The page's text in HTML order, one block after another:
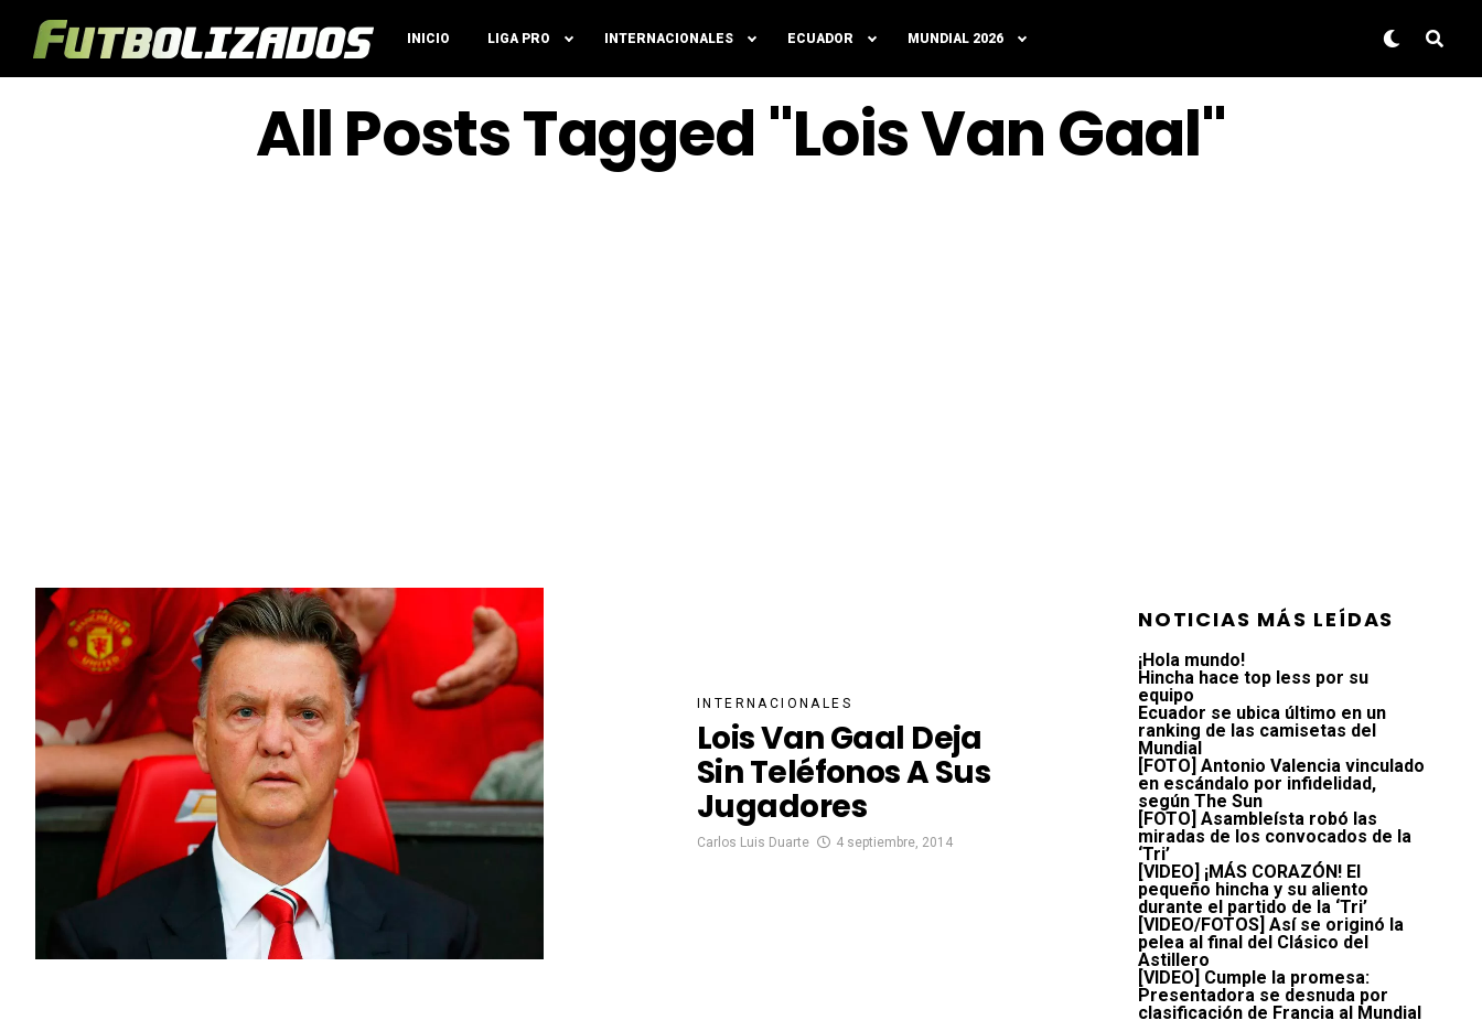
INICIO LIGA PRO INTERNACIONALES ECUADOR MUNDIAL 2026
All Posts Tagged "Lois Van Gaal"
INTERNACIONALES
Lois Van Gaal Deja
Sin Teléfonos A Sus
Jugadores
Carlos Luis Duarte 4 septiembre, 2014
NOTICIAS MÁS LEÍDAS
¡Hola mundo!
Hincha hace top less por su
equipo
Ecuador se ubica último en un
ranking de las camisetas del
Mundial
[FOTO] Antonio Valencia vinculado
en escándalo por infidelidad,
según The Sun
[FOTO] Asambleísta robó las
miradas de los convocados de la
‘Tri’
[VIDEO] ¡MÁS CORAZÓN! El
pequeño hincha y su aliento
durante el partido de la ‘Tri’
[VIDEO/FOTOS] Así se originó la
pelea al final del Clásico del
Astillero
[VIDEO] Cumple la promesa:
Presentadora se desnuda por
clasificación de Francia al Mundial